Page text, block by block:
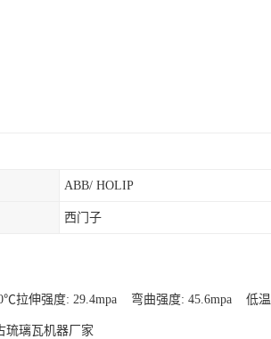
ABB/ HOLIP
西门子
拉伸强度: 29.4mpa 弯曲强度: 45.6mpa 低温
琉璃瓦机器厂家